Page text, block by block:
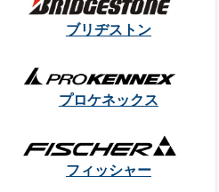
ブリヂストン
プロケネックス
フィッシャー